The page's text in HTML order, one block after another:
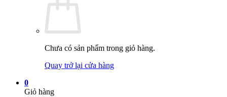
Chưa có sản phẩm trong giỏ hàng.
Quay trở lại cửa hàng
0
Giỏ hàng